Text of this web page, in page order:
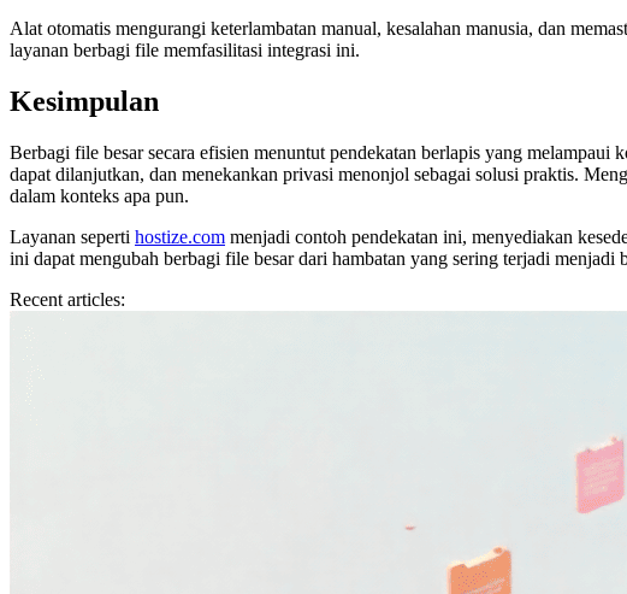
Alat otomatis mengurangi keterlambatan manual, kesalahan manusia, dan
layanan berbagi file memfasilitasi integrasi ini.
Kesimpulan
Berbagi file besar secara efisien menuntut pendekatan berlapis yang
dapat dilanjutkan, dan menekankan privasi menonjol sebagai solusi praktis.
dalam konteks apa pun.
Layanan seperti hostize.com menjadi contoh pendekatan ini, menyediakan
ini dapat mengubah berbagi file besar dari hambatan yang sering terjadi
Recent articles: